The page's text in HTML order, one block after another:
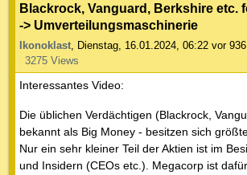
Blackrock, Vanguard, Berkshire etc.
-> Umverteilungsmaschinerie
Ikonoklast, Dienstag, 16.01.2024, 06:22 vor
3275 Views
Interessantes Video:
Die üblichen Verdächtigen (Blackrock,
bekannt als Big Money - besitzen sich
Nur ein sehr kleiner Teil der Aktien ist im
und Insidern (CEOs etc.). Megacorp ist